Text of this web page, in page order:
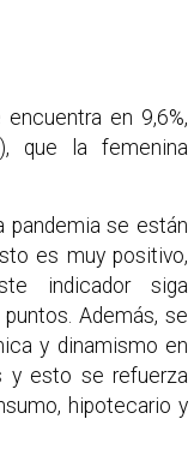
en 9,6%,
que la femenina
pandemia se están
es muy positivo,
indicador siga
Además, se
y dinamismo en
y esto se refuerza
hipotecario y